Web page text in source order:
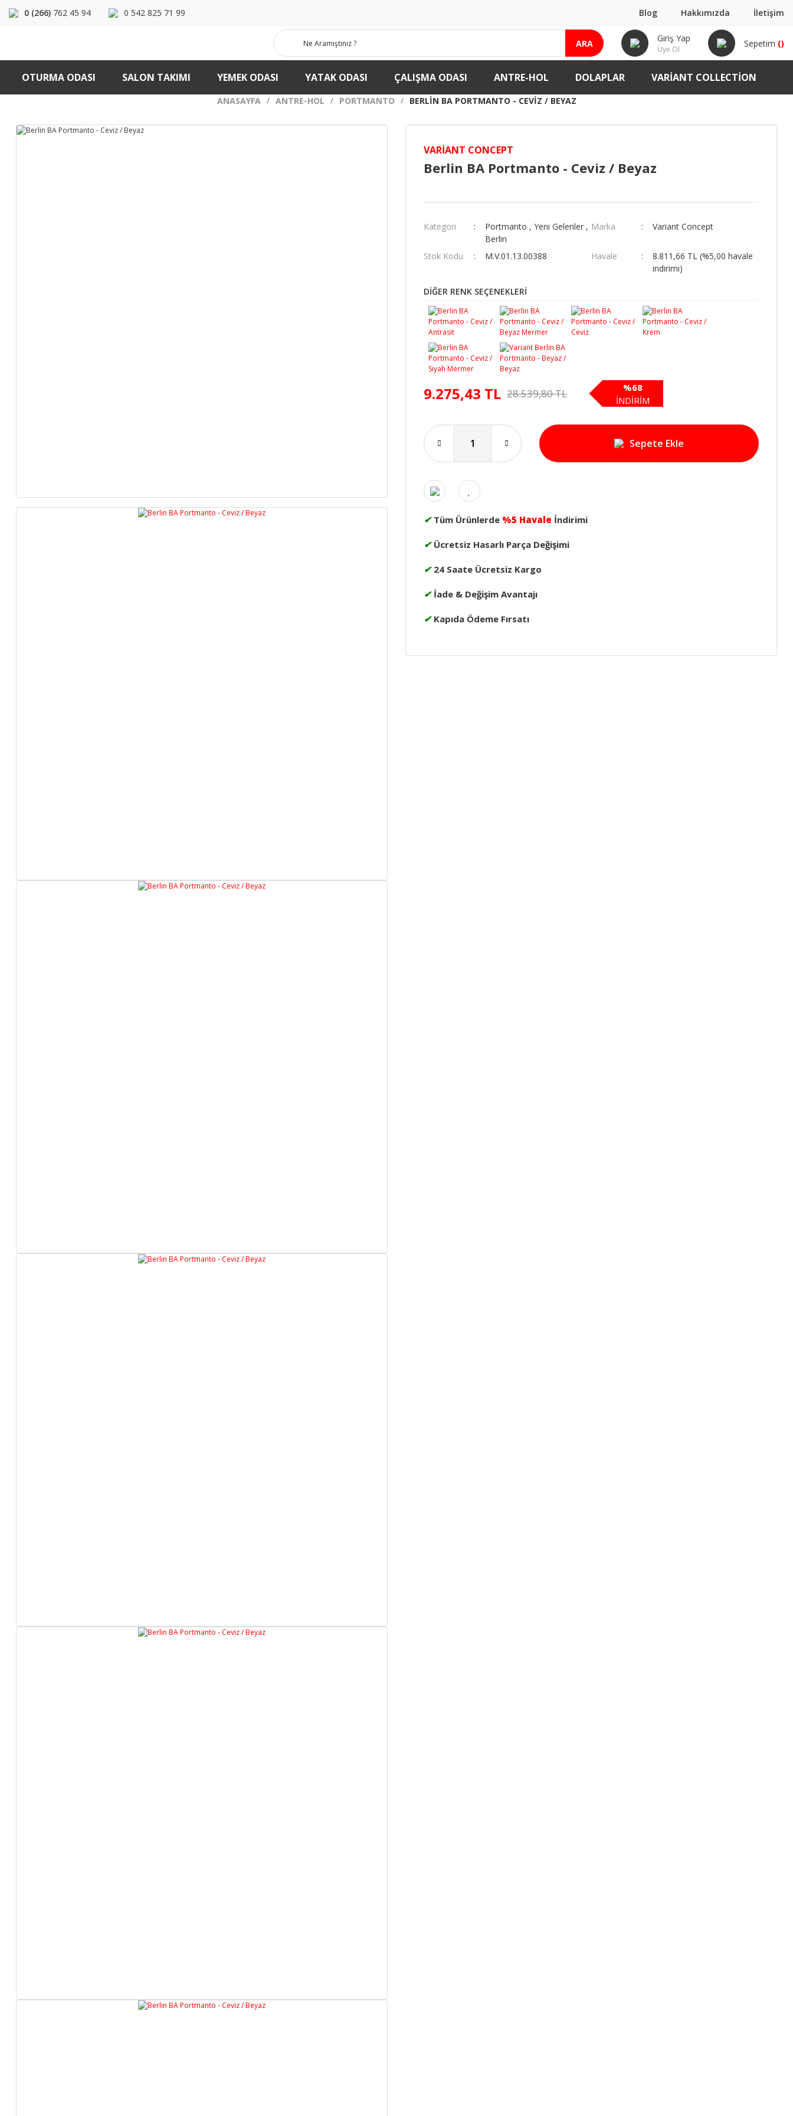
0 (266) 762 45 94 0 542 825 71 99 Blog Hakkımızda İletişim
ARA Giriş Yap
Üye Ol
Sepetim ()
OTURMA ODASI SALON TAKIMI YEMEK ODASI YATAK ODASI ÇALIŞMA ODASI ANTRE-HOL DOLAPLAR VARIANT COLLECTION
ANASAYFA ANTRE-HOL PORTMANTO BERLIN BA PORTMANTO - CEVIZ / BEYAZ
VARIANT CONCEPT
Berlin BA Portmanto - Ceviz / Beyaz
Kategori Portmanto ,Yeni Gelenler ,
Berlin
Marka Variant Concept
Stok Kodu M.V.01.13.00388 Havale
8.811,66 TL (%5,00 havale
indirimi)
DİĞER RENK SEÇENEKLERİ
9.275,43 TL 28.539,80 TL
%68
İNDİRİM
Sepete Ekle
✔ Tüm Ürünlerde %5 Havale İndirimi
✔ Ücretsiz Hasarlı Parça Değişimi
✔ 24 Saate Ücretsiz Kargo
✔ İade & Değişim Avantajı
✔ Kapıda Ödeme Fırsatı